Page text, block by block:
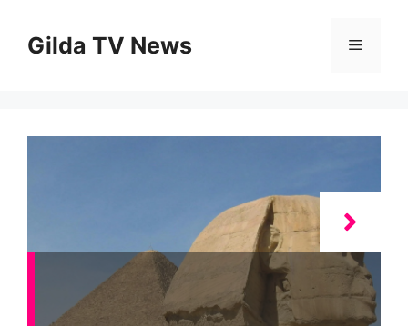
contenuto
Gilda TV News Menu